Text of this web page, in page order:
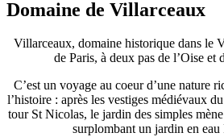
Domaine de Villarceaux
Villarceaux, domaine historique dans le
de Paris, à deux pas de l’Oise et
C’est un voyage au coeur d’une nature
l’histoire : après les vestiges médiévaux
tour St Nicolas, le jardin des simples
surplombant un jardin en eau